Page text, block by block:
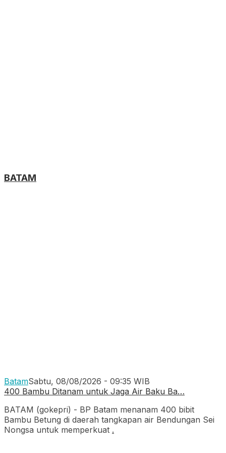
BATAM
BatamSabtu, 08/08/2026 - 09:35 WIB
400 Bambu Ditanam untuk Jaga Air Baku Ba…
BATAM (gokepri) - BP Batam menanam 400 bibit
Bambu Betung di daerah tangkapan air Bendungan Sei
Nongsa untuk memperkuat .